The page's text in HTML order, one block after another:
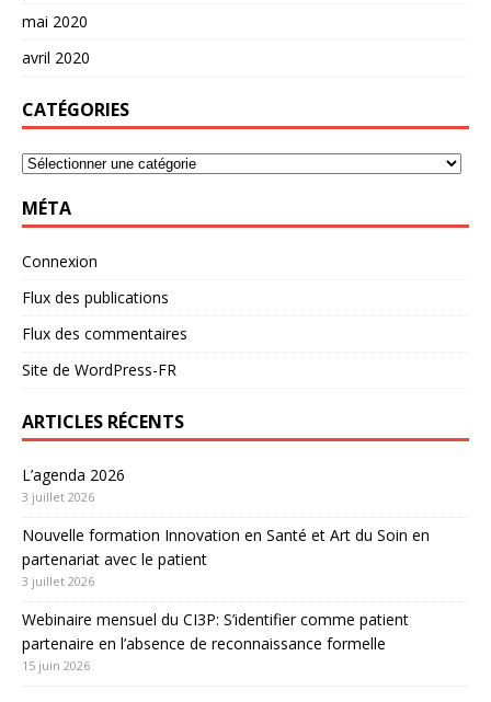
mai 2020
avril 2020
CATÉGORIES
MÉTA
Connexion
Flux des publications
Flux des commentaires
Site de WordPress-FR
ARTICLES RÉCENTS
L’agenda 2026
3 juillet 2026
Nouvelle formation Innovation en Santé et Art du Soin en
partenariat avec le patient
3 juillet 2026
Webinaire mensuel du CI3P: S’identifier comme patient
partenaire en l’absence de reconnaissance formelle
15 juin 2026